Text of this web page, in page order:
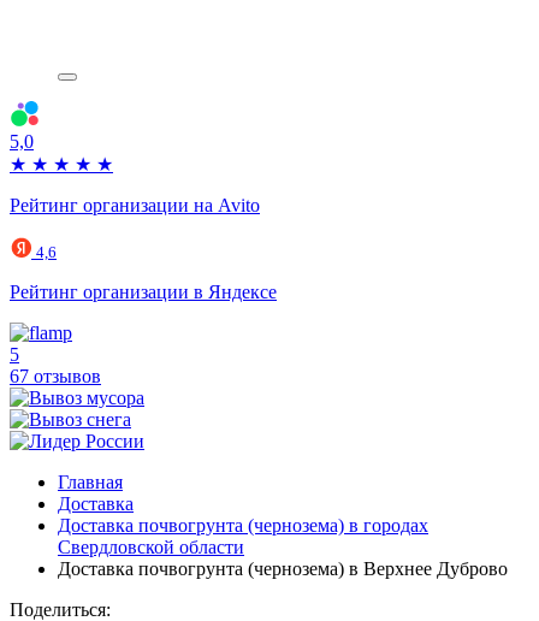
5,0
★ ★ ★ ★ ★
Рейтинг организации на Avito
4,6
Рейтинг организации в Яндексе
5
67 отзывов
Главная
Доставка
Доставка почвогрунта (чернозема) в городах
Свердловской области
Доставка почвогрунта (чернозема) в Верхнее Дуброво
Поделиться: